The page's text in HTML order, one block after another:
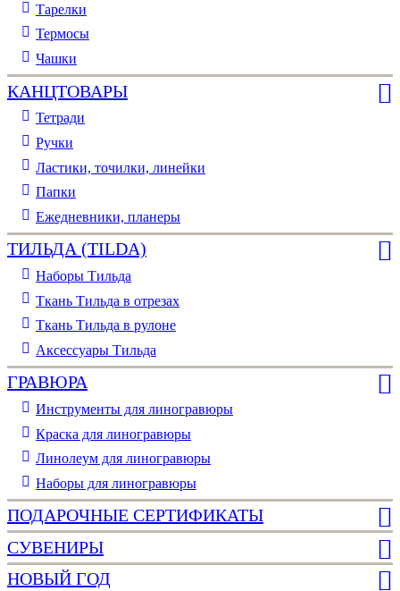
Тарелки
Термосы
Чашки
КАНЦТОВАРЫ
Тетради
Ручки
Ластики, точилки, линейки
Папки
Ежедневники, планеры
ТИЛЬДА (TILDA)
Наборы Тильда
Ткань Тильда в отрезах
Ткань Тильда в рулоне
Аксессуары Тильда
ГРАВЮРА
Инструменты для линогравюры
Краска для линогравюры
Линолеум для линогравюры
Наборы для линогравюры
ПОДАРОЧНЫЕ СЕРТИФИКАТЫ
СУВЕНИРЫ
НОВЫЙ ГОД